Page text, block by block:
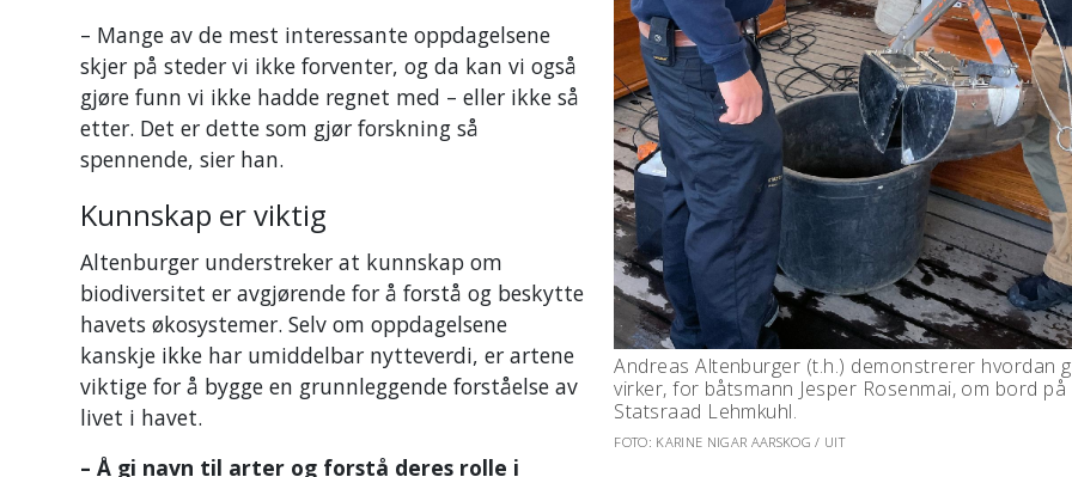
Andreas Altenburger (t.h.) demonstrerer hvordan
virker, for båtsmann Jesper Rosenmai, om bord på
Statsraad Lehmkuhl.
FOTO: KARINE NIGAR AARSKOG / UIT
– Mange av de mest interessante oppdagelsene
skjer på steder vi ikke forventer, og da kan vi også
gjøre funn vi ikke hadde regnet med – eller ikke så
etter. Det er dette som gjør forskning så
spennende, sier han.
Kunnskap er viktig
Altenburger understreker at kunnskap om
biodiversitet er avgjørende for å forstå og beskytte
havets økosystemer. Selv om oppdagelsene
kanskje ikke har umiddelbar nytteverdi, er artene
viktige for å bygge en grunnleggende forståelse av
livet i havet.
– Å gi navn til arter og forstå deres rolle i